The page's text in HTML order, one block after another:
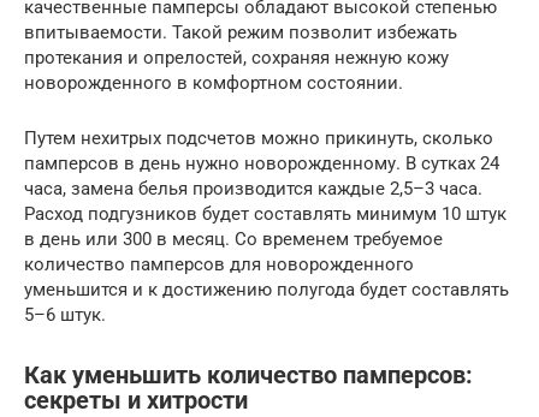
качественные памперсы обладают высокой степенью
впитываемости. Такой режим позволит избежать
протекания и опрелостей, сохраняя нежную кожу
новорожденного в комфортном состоянии.
Путем нехитрых подсчетов можно прикинуть, сколько
памперсов в день нужно новорожденному. В сутках 24
часа, замена белья производится каждые 2,5–3 часа.
Расход подгузников будет составлять минимум 10 штук
в день или 300 в месяц. Со временем требуемое
количество памперсов для новорожденного
уменьшится и к достижению полугода будет составлять
5–6 штук.
Как уменьшить количество памперсов:
секреты и хитрости